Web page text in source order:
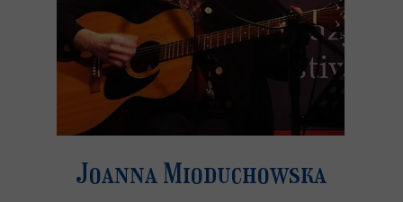
Joanna Mioduchowska